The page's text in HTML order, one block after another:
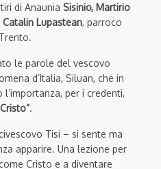
di Anaunia Sisinio, Martirio
Catalin Lupastean, parroco
le parole del vescovo
d’Italia, Siluan, che in
per i credenti,
.
Tisi – si sente ma
apparire. Una lezione per
Cristo e a diventare